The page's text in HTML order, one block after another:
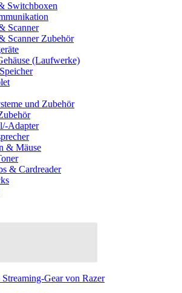
Switchboxen
Scanner
Scanner Zubehör
(Laufwerke)
und Zubehör
Adapter
& Mäuse
& Cardreader
Gear von Razer